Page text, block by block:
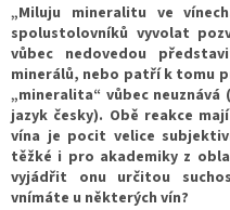
„Miluju mineralitu ve
spolustolovníků vyvolat
vůbec nedovedou
minerálů, nebo patří k tomu
„mineralita“ vůbec
jazyk česky). Obě reakce
vína je pocit velice
těžké i pro akademiky z
vyjádřit onu určitou
vnímáte u některých vín?